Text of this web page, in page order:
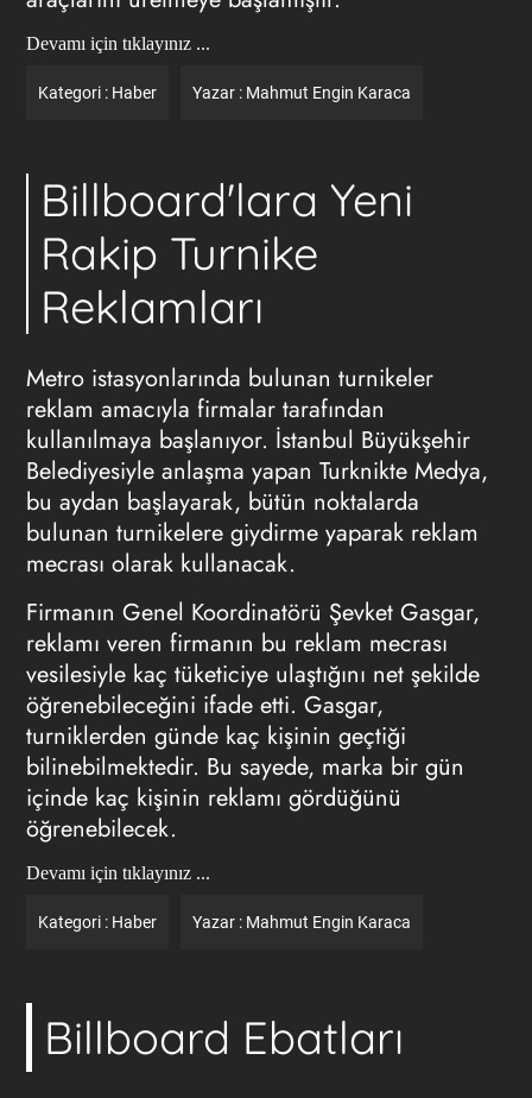
Devamı için tıklayınız ...
Kategori : Haber Yazar : Mahmut Engin Karaca
Billboard'lara Yeni
Rakip Turnike
Reklamları
Metro istasyonlarında bulunan turnikeler
reklam amacıyla firmalar tarafından
kullanılmaya başlanıyor. İstanbul Büyükşehir
Belediyesiyle anlaşma yapan Turknikte Medya,
bu aydan başlayarak, bütün noktalarda
bulunan turnikelere giydirme yaparak reklam
mecrası olarak kullanacak.
Firmanın Genel Koordinatörü Şevket Gasgar,
reklamı veren firmanın bu reklam mecrası
vesilesiyle kaç tüketiciye ulaştığını net şekilde
öğrenebileceğini ifade etti. Gasgar,
turniklerden günde kaç kişinin geçtiği
bilinebilmektedir. Bu sayede, marka bir gün
içinde kaç kişinin reklamı gördüğünü
öğrenebilecek.
Devamı için tıklayınız ...
Kategori : Haber Yazar : Mahmut Engin Karaca
Billboard Ebatları